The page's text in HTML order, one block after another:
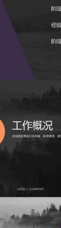
如果关注公众号就更好了